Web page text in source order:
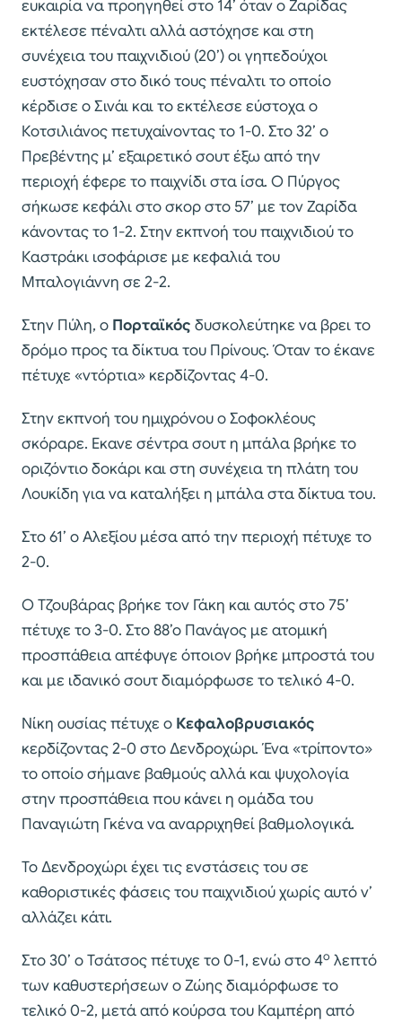
ευκαιρία να προηγηθεί στο 14’ όταν ο Ζαρίδας
εκτέλεσε πέναλτι αλλά αστόχησε και στη
συνέχεια του παιχνιδιού (20’) οι γηπεδούχοι
ευστόχησαν στο δικό τους πέναλτι το οποίο
κέρδισε ο Σινάι και το εκτέλεσε εύστοχα ο
Κοτσιλιάνος πετυχαίνοντας το 1-0. Στο 32’ ο
Πρεβέντης μ’ εξαιρετικό σουτ έξω από την
περιοχή έφερε το παιχνίδι στα ίσα. Ο Πύργος
σήκωσε κεφάλι στο σκορ στο 57’ με τον Ζαρίδα
κάνοντας το 1-2. Στην εκπνοή του παιχνιδιού το
Καστράκι ισοφάρισε με κεφαλιά του
Μπαλογιάννη σε 2-2.
Στην Πύλη, ο Πορταϊκός δυσκολεύτηκε να βρει το
δρόμο προς τα δίκτυα του Πρίνους. Όταν το έκανε
πέτυχε «ντόρτια» κερδίζοντας 4-0.
Στην εκπνοή του ημιχρόνου ο Σοφοκλέους
σκόραρε. Εκανε σέντρα σουτ η μπάλα βρήκε το
οριζόντιο δοκάρι και στη συνέχεια τη πλάτη του
Λουκίδη για να καταλήξει η μπάλα στα δίκτυα του.
Στο 61’ ο Αλεξίου μέσα από την περιοχή πέτυχε το
2-0.
Ο Τζουβάρας βρήκε τον Γάκη και αυτός στο 75’
πέτυχε το 3-0. Στο 88’ο Πανάγος με ατομική
προσπάθεια απέφυγε όποιον βρήκε μπροστά του
και με ιδανικό σουτ διαμόρφωσε το τελικό 4-0.
Νίκη ουσίας πέτυχε ο Κεφαλοβρυσιακός
κερδίζοντας 2-0 στο Δενδροχώρι. Ένα «τρίποντο»
το οποίο σήμανε βαθμούς αλλά και ψυχολογία
στην προσπάθεια που κάνει η ομάδα του
Παναγιώτη Γκένα να αναρριχηθεί βαθμολογικά.
Το Δενδροχώρι έχει τις ενστάσεις του σε
καθοριστικές φάσεις του παιχνιδιού χωρίς αυτό ν’
αλλάζει κάτι.
Στο 30’ ο Τσάτσος πέτυχε το 0-1, ενώ στο 4ο λεπτό
των καθυστερήσεων ο Ζώης διαμόρφωσε το
τελικό 0-2, μετά από κούρσα του Καμπέρη από